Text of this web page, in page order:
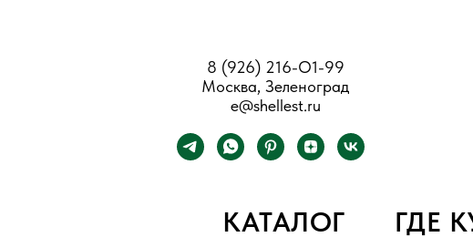
8 (926) 216-О1-99
Москва, Зеленоград
e@shellest.ru
КАТАЛОГ ГДЕ